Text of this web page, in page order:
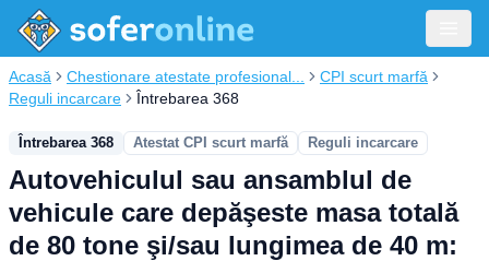
Acasă Chestionare atestate profesional...
CPI scurt marfă
Reguli incarcare
Întrebarea 368
Întrebarea 368 Atestat CPI scurt marfă Reguli incarcare
Autovehiculul sau ansamblul de
vehicule care depăşeste masa totală
de 80 tone şi/sau lungimea de 40 m: